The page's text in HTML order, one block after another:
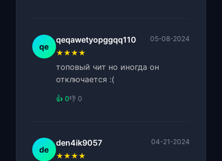
qe
qeqawetyopggqq110 05-08-2024
★★★★
топовый чит но иногда он
отключается :(
👍 0👎 0
de
den4ik9057 04-21-2024
★★★★